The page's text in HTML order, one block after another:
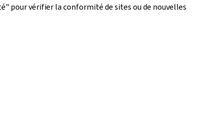
pour vérifier la conformité de sites ou de nouvelles